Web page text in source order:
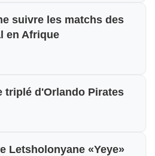
suivre les matchs des
en Afrique
triplé d'Orlando Pirates
Letsholonyane «Yeye»